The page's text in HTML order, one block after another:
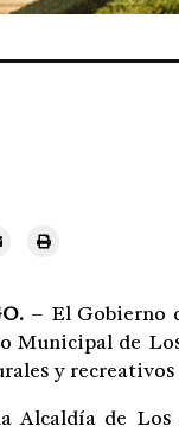
– El Gobierno
Municipal de
y recreativos
Alcaldía de